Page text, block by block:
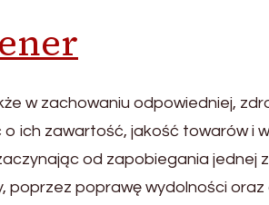
w zachowaniu odpowiedniej,
o ich zawartość, jakość towarów i
od zapobiegania jednej
poprzez poprawę wydolności